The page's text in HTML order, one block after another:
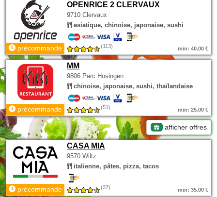
OPENRICE 2 CLERVAUX
9710 Clervaux
asiatique, chinoise, japonaise, sushi
précommande (113) min: 40.00 €
MM
9806 Parc Hosingen
chinoise, japonaise, sushi, thaïlandaise
précommande (51) min: 25.00 €
afficher offres
CASA MIA
9570 Wiltz
italienne, pâtes, pizza, tacos
précommande (37) min: 35.00 €